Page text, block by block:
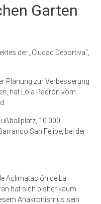
Garten
der „Ciudad Deportiva“,
Planung zur Verbesserung
hat Lola Padrón vom
10.000
San Felipe, bei der
Aclimatación de La
hat sich bisher kaum
Anakronismus sein